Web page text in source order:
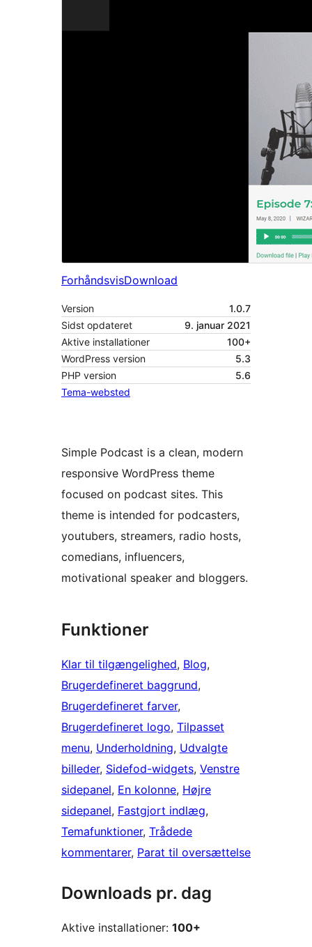
ForhåndsvisDownload
Version
1.0.7
Sidst opdateret
9. januar 2021
Aktive installationer
100+
WordPress version
5.3
PHP version
5.6
Tema-websted
Simple Podcast is a clean, modern
responsive WordPress theme
focused on podcast sites. This
theme is intended for podcasters,
youtubers, streamers, radio hosts,
comedians, influencers,
motivational speaker and bloggers.
Funktioner
Klar til tilgængelighed, Blog
Brugerdefineret baggrund
Brugerdefineret farver
Brugerdefineret logo, Tilpasset
menu, Underholdning, Udvalgte
billeder, Sidefod-widgets, Venstre
sidepanel, En kolonne, Højre
sidepanel, Fastgjort indlæg
Temafunktioner, Trådede
kommentarer, Parat til oversættelse
Downloads pr. dag
Aktive installationer: 100+